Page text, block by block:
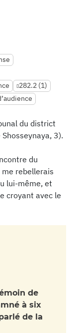
282.2 (1)
du district
3).
du
me rebellerais
lui-même, et
croyant avec le
de
à six
de la